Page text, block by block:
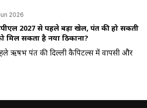
2026
2027 से पहले बड़ा खेल, पंत की हो सकती
मिल सकता है नया ठिकाना?
ऋषभ पंत की दिल्ली कैपिटल्स में वापसी और